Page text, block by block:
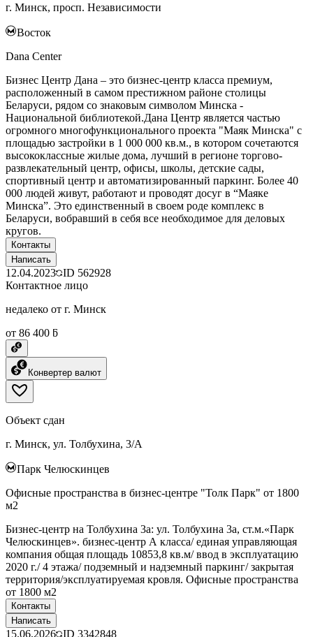
г. Минск, просп. Независимости
Восток
Dana Center
Бизнес Центр Дана – это бизнес-центр класса премиум,
расположенный в самом престижном районе столицы
Беларуси, рядом со знаковым символом Минска -
Национальной библиотекой.Дана Центр является частью
огромного многофункционального проекта "Маяк Минска" с
площадью застройки в 1 000 000 кв.м., в котором сочетаются
высококлассные жилые дома, лучший в регионе торгово-
развлекательный центр, офисы, школы, детские сады,
спортивный центр и автоматизированный паркинг. Более 40
000 людей живут, работают и проводят досуг в “Маяке
Минска”. Это единственный в своем роде комплекс в
Беларуси, вобравший в себя все необходимое для деловых
кругов.
Контакты
Написать
12.04.2023 ID 562928
Контактное лицо
недалеко от г. Минск
от 86 400 ƃ
Конвертер валют
Объект сдан
г. Минск, ул. Толбухина, 3/А
Парк Челюскинцев
Офисные пространства в бизнес-центре "Толк Парк" от 1800
м2
Бизнес-центр на Толбухина 3а: ул. Толбухина 3а, ст.м.«Парк
Челюскинцев». бизнес-центр А класса/ единая управляющая
компания общая площадь 10853,8 кв.м/ ввод в эксплуатацию
2020 г./ 4 этажа/ подземный и надземный паркинг/ закрытая
территория/эксплуатируемая кровля. Офисные пространства
от 1800 м2
Контакты
Написать
15.06.2026 ID 3342848